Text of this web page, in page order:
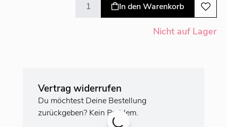
In den Warenkorb
Nicht auf Lager
Vertrag widerrufen
Du möchtest Deine Bestellung
zurückgeben? Kein Problem.